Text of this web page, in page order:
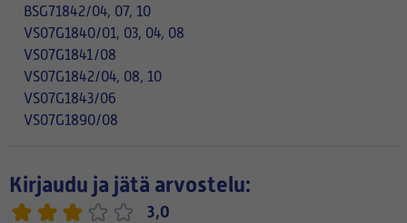
BSG71842/04, 07, 10
VS07G1840/01, 03, 04, 08
VS07G1841/08
VS07G1842/04, 08, 10
VS07G1843/06
VS07G1890/08
Kirjaudu ja jätä arvostelu:
3,0